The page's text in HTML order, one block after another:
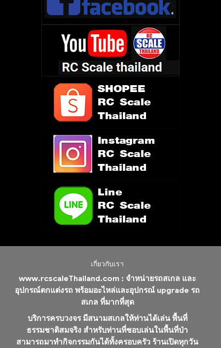
เกี่ยวกับเรา
www.rcscaleThailand.com : จำหน่ายรถสเกล และ
อุปกรณ์ตกแต่งรถ พร้อมอะไหล่และอุปกรณ์ upgrade รถ
สเกล ที่มากที่สุด
บริการครบวงจร มีสนามสเกลให้ท่านได้เล่น พื้นที่
ธรรมชาติสมจริง สำหรับท่านที่ชอบเล่นในพื้นที่ป่า
สามารถมาทำกิจกรรมกันได้ทั้งครอบครัว ร้านเปิดทุกวัน